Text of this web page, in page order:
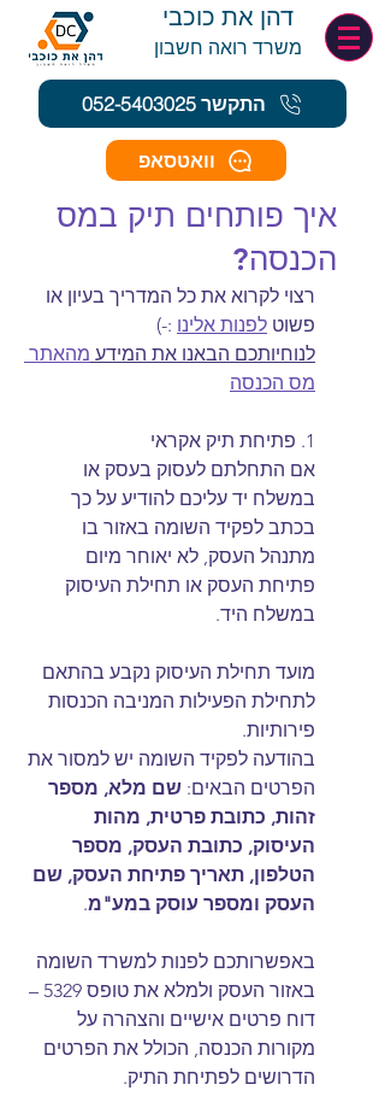
דהן את כוכבי
משרד רואה חשבון
התקשר 052-5403025
וואטסאפ
איך פותחים תיק במס
הכנסה?
רצוי לקרוא את כל המדריך בעיון או
פשוט לפנות אלינו :-)
לנוחיותכם הבאנו את המידע מהאתר
מס הכנסה
1. פתיחת תיק אקראי
אם התחלתם לעסוק בעסק או
במשלח יד עליכם להודיע על כך
בכתב לפקיד השומה באזור בו
מתנהל העסק, לא יאוחר מיום
פתיחת העסק או תחילת העיסוק
במשלח היד.
מועד תחילת העיסוק נקבע בהתאם
לתחילת הפעילות המניבה הכנסות
פירותיות.
בהודעה לפקיד השומה יש למסור את
הפרטים הבאים: שם מלא, מספר
זהות, כתובת פרטית, מהות
העיסוק, כתובת העסק, מספר
הטלפון, תאריך פתיחת העסק, שם
העסק ומספר עוסק במע"מ.
באפשרותכם לפנות למשרד השומה
באזור העסק ולמלא את טופס ‎5329 –
דוח פרטים אישיים והצהרה על
מקורות הכנסה, הכולל את הפרטים
הדרושים לפתיחת התיק.